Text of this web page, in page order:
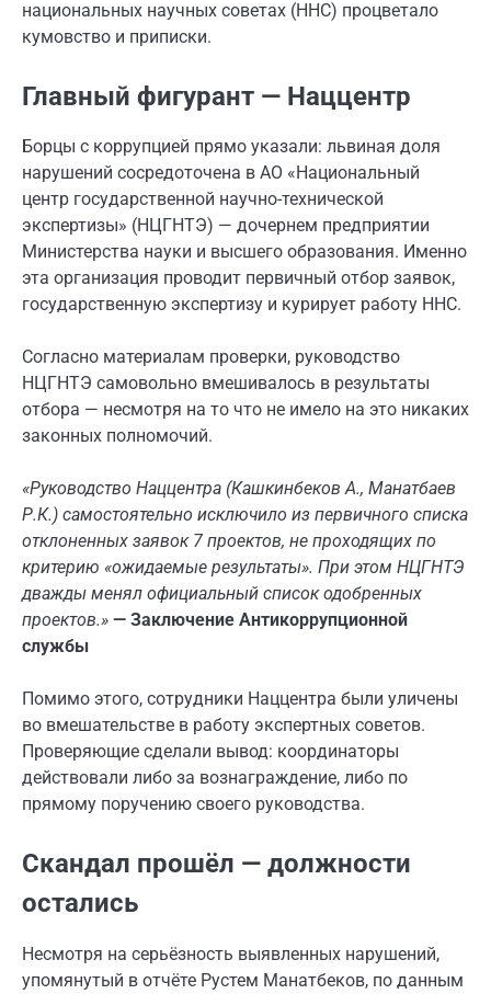
национальных научных советах (ННС) процветало
кумовство и приписки.
Главный фигурант — Наццентр
Борцы с коррупцией прямо указали: львиная доля
нарушений сосредоточена в АО «Национальный
центр государственной научно-технической
экспертизы» (НЦГНТЭ) — дочернем предприятии
Министерства науки и высшего образования. Именно
эта организация проводит первичный отбор заявок,
государственную экспертизу и курирует работу ННС.
Согласно материалам проверки, руководство
НЦГНТЭ самовольно вмешивалось в результаты
отбора — несмотря на то что не имело на это никаких
законных полномочий.
«Руководство Наццентра (Кашкинбеков А., Манатбаев
Р.К.) самостоятельно исключило из первичного списка
отклоненных заявок 7 проектов, не проходящих по
критерию «ожидаемые результаты». При этом НЦГНТЭ
дважды менял официальный список одобренных
проектов.» — Заключение Антикоррупционной
службы
Помимо этого, сотрудники Наццентра были уличены
во вмешательстве в работу экспертных советов.
Проверяющие сделали вывод: координаторы
действовали либо за вознаграждение, либо по
прямому поручению своего руководства.
Скандал прошёл — должности
остались
Несмотря на серьёзность выявленных нарушений,
упомянутый в отчёте Рустем Манатбеков, по данным